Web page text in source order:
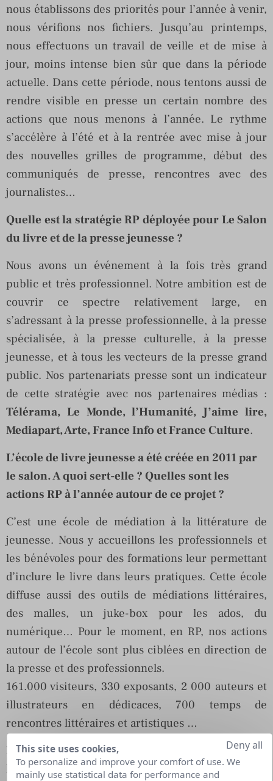
nous établissons des priorités pour l’année à venir,
nous vérifions nos fichiers. Jusqu’au printemps,
nous effectuons un travail de veille et de mise à
jour, moins intense bien sûr que dans la période
actuelle. Dans cette période, nous tentons aussi de
rendre visible en presse un certain nombre des
actions que nous menons à l’année. Le rythme
s’accélère à l’été et à la rentrée avec mise à jour
des nouvelles grilles de programme, début des
communiqués de presse, rencontres avec des
journalistes…
Quelle est la stratégie RP déployée pour Le Salon
du livre et de la presse jeunesse ?
Nous avons un événement à la fois très grand
public et très professionnel. Notre ambition est de
couvrir ce spectre relativement large, en
s’adressant à la presse professionnelle, à la presse
spécialisée, à la presse culturelle, à la presse
jeunesse, et à tous les vecteurs de la presse grand
public. Nos partenariats presse sont un indicateur
de cette stratégie avec nos partenaires médias :
Télérama, Le Monde, l’Humanité, J’aime lire,
Mediapart, Arte, France Info et France Culture.
L’école de livre jeunesse a été créée en 2011 par
le salon. A quoi sert-elle ? Quelles sont les
actions RP à l’année autour de ce projet ?
C’est une école de médiation à la littérature de
jeunesse. Nous y accueillons les professionnels et
les bénévoles pour des formations leur permettant
d’inclure le livre dans leurs pratiques. Cette école
diffuse aussi des outils de médiations littéraires,
des malles, un juke-box pour les ados, du
numérique… Pour le moment, en RP, nos actions
autour de l’école sont plus ciblées en direction de
la presse et des professionnels.
161.000 visiteurs, 330 exposants, 2 000 auteurs et
illustrateurs en dédicaces, 700 temps de
rencontres littéraires et artistiques …
Pouvez-vous nous décrire la journée type de
l’équipe RP ?
This site uses cookies,
To personalize and improve your comfort of use. We
mainly use statistical data for performance and
Deny all